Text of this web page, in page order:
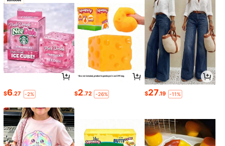
$6.27 -2% $2.72 -26% $27.19 -11%